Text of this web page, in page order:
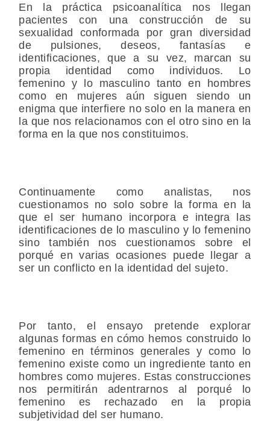
En la práctica psicoanalítica nos llegan
pacientes con una construcción de su
sexualidad conformada por gran diversidad
de pulsiones, deseos, fantasías e
identificaciones, que a su vez, marcan su
propia identidad como individuos. Lo
femenino y lo masculino tanto en hombres
como en mujeres aún siguen siendo un
enigma que interfiere no solo en la manera en
la que nos relacionamos con el otro sino en la
forma en la que nos constituimos.
Continuamente como analistas, nos
cuestionamos no solo sobre la forma en la
que el ser humano incorpora e integra las
identificaciones de lo masculino y lo femenino
sino también nos cuestionamos sobre el
porqué en varias ocasiones puede llegar a
ser un conflicto en la identidad del sujeto.
Por tanto, el ensayo pretende explorar
algunas formas en cómo hemos construido lo
femenino en términos generales y como lo
femenino existe como un ingrediente tanto en
hombres como mujeres. Estas construcciones
nos permitirán adentrarnos al porqué lo
femenino es rechazado en la propia
subjetividad del ser humano.